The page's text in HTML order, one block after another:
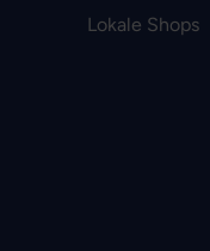
Lokale Shops